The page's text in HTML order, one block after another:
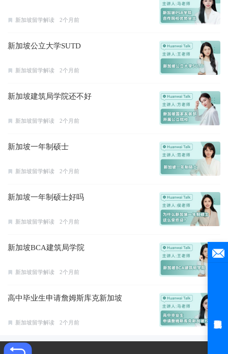
新加坡留学解读 2个月前
新加坡公立大学SUTD
新加坡留学解读 2个月前
新加坡建筑局学院还不好
新加坡留学解读 2个月前
新加坡一年制硕士
新加坡留学解读 2个月前
新加坡一年制硕士好吗
新加坡留学解读 2个月前
新加坡BCA建筑局学院
新加坡留学解读 2个月前
高中毕业生申请詹姆斯库克新加坡
新加坡留学解读 2个月前